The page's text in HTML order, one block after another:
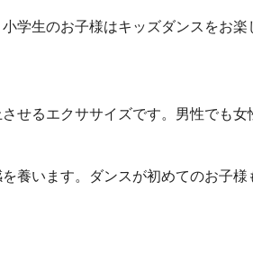
生のお子様はキッズダンスをお楽
るエクササイズです。男性でも女
います。ダンスが初めてのお子様